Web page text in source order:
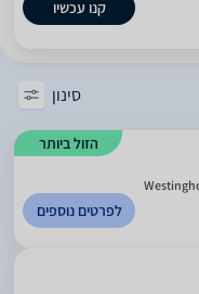
קנו עכשיו
סינון
הזול ביותר
לפרטים נוספים